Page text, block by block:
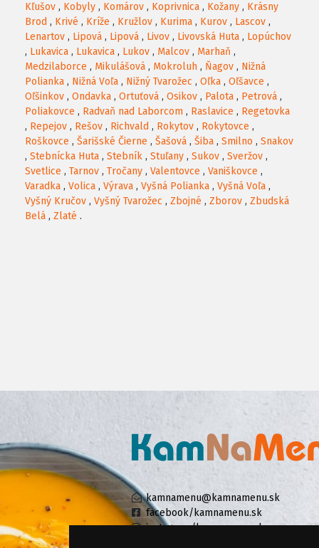
Kľušov , Kobyly , Komárov , Koprivnica , Kožany , Krásny
Brod , Krivé , Kríže , Kružlov , Kurima , Kurov , Lascov ,
Lenartov , Lipová , Lipová , Livov , Livovská Huta , Lopúchov
, Lukavica , Lukavica , Lukov , Malcov , Marhaň ,
Medzilaborce , Mikulášová , Mokroluh , Ňagov , Nižná
Polianka , Nižná Voľa , Nižný Tvarožec , Oľka , Oľšavce ,
Oľšinkov , Ondavka , Ortuťová , Osikov , Palota , Petrová ,
Poliakovce , Radvaň nad Laborcom , Raslavice , Regetovka
, Repejov , Rešov , Richvald , Rokytov , Rokytovce ,
Roškovce , Šarišské Čierne , Šašová , Šiba , Smilno , Snakov
, Stebnícka Huta , Stebník , Stuľany , Sukov , Sveržov ,
Svetlice , Tarnov , Tročany , Valentovce , Vaniškovce ,
Varadka , Volica , Výrava , Vyšná Polianka , Vyšná Voľa ,
Vyšný Kručov , Vyšný Tvarožec , Zbojné , Zborov , Zbudská
Belá , Zlaté .
kamnamenu@kamnamenu.sk
facebook/kamnamenu.sk
instagram/kamnamenu.sk